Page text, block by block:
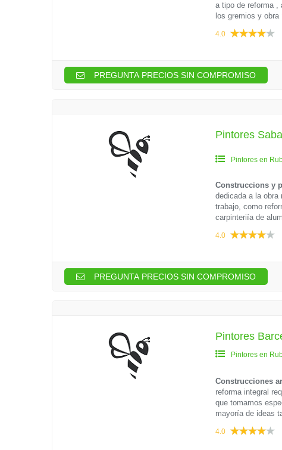
a tipo de reforma
los gremios y
4.0
PREGUNTA PRECIOS SIN COMPROMISO
Pintores
Pintores en
Construccions y
dedicada a la obra
trabajo, como
carpinteriía de
4.0
PREGUNTA PRECIOS SIN COMPROMISO
Pintores
Pintores en
Construcciones
reforma integral
que tomamos
mayoría de ideas
4.0